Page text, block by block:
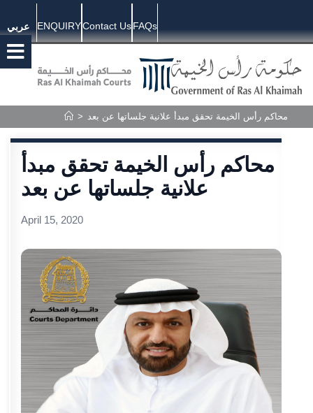
عربي ENQUIRYContact UsFAQs
> محاكم رأس الخيمة تحقق مبدأ علانية جلساتها عن بعد
محاكم رأس الخيمة تحقق مبدأ
علانية جلساتها عن بعد
April 15, 2020